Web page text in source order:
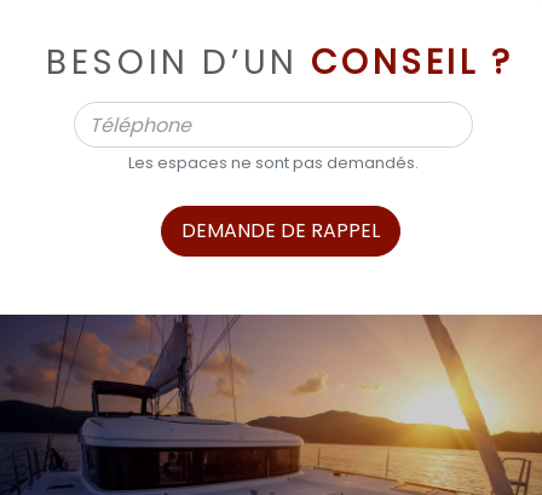
BESOIN D’UN CONSEIL ?
Les espaces ne sont pas demandés.
DEMANDE DE RAPPEL